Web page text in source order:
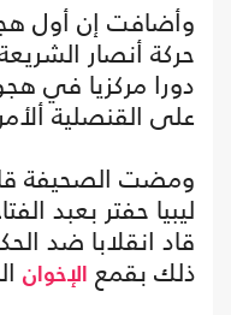
وأضافت إن أول
حركة أنصار
على القنصلية
ومضت الصحيفة
ليبيا حفتر بعبد
قاد انقلابا ضد
ذلك بقمع الإخوان